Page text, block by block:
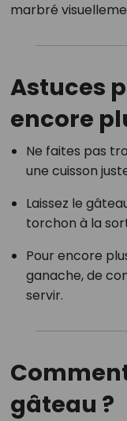
marbré
Astuces
encore
Ne faites pas
une cuisson
Laissez le
torchon à la
Pour encore
ganache, de
servir.
gâteau ?